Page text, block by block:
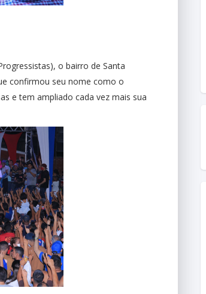
o bairro de Santa
confirmou seu nome como o
e tem ampliado cada vez mais sua